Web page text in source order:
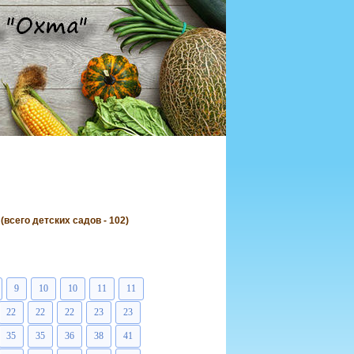
детских садов - 102)
9 10 10 11 11
22 22 22 23 23
35 35 36 38 41